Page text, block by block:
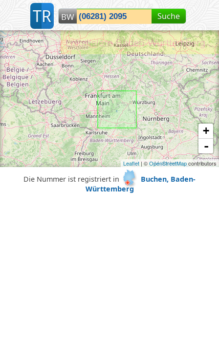
TR BW Suche
+
-
Leaflet| ©OpenStreetMapcontributors
Lokalisiere Baden-Württemberg...
Die Nummer ist registriert in
Buchen, Baden-
Württemberg